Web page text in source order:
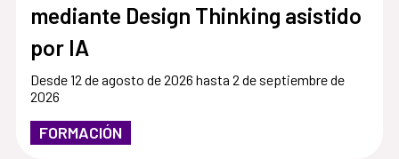
mediante Design Thinking asistido
por IA
Desde 12 de agosto de 2026 hasta 2 de septiembre de
2026
FORMACIÓN